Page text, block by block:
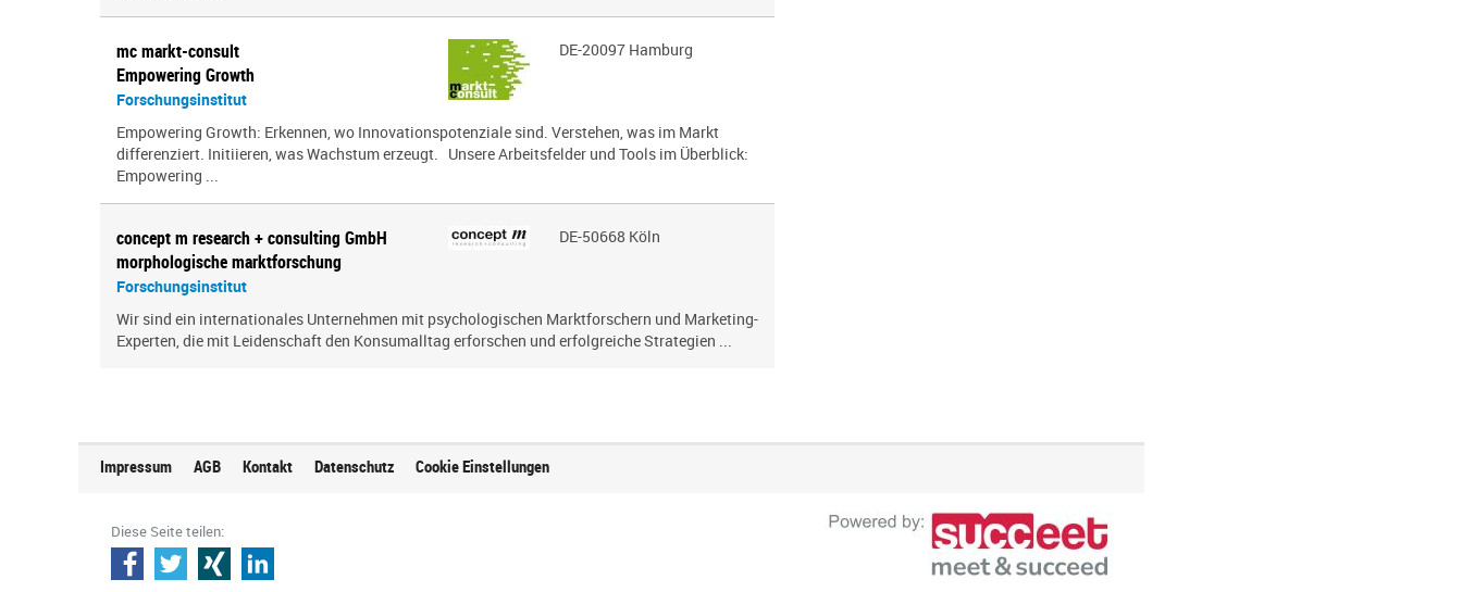
mc markt-consult
Empowering Growth
Forschungsinstitut
DE-20097 Hamburg
Empowering Growth: Erkennen, wo Innovationspotenziale sind. Verstehen, was im Markt
differenziert. Initiieren, was Wachstum erzeugt. Unsere Arbeitsfelder und Tools im Überblick:
Empowering ...
concept m research + consulting GmbH
morphologische marktforschung
Forschungsinstitut
DE-50668 Köln
Wir sind ein inter­na­tio­nales Unternehmen mit psy­cho­lo­gi­schen Marktforschern und Marketing-
Experten, die mit Leidenschaft den Konsumalltag erfor­schen und erfolg­reiche Strategien ...
Impressum AGB Kontakt Datenschutz Cookie Einstellungen
Diese Seite teilen: